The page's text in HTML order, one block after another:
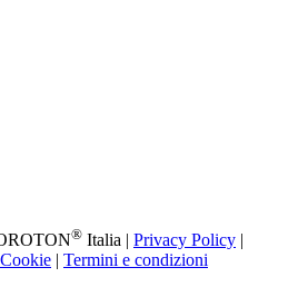
® Italia | Privacy Policy |
| Termini e condizioni